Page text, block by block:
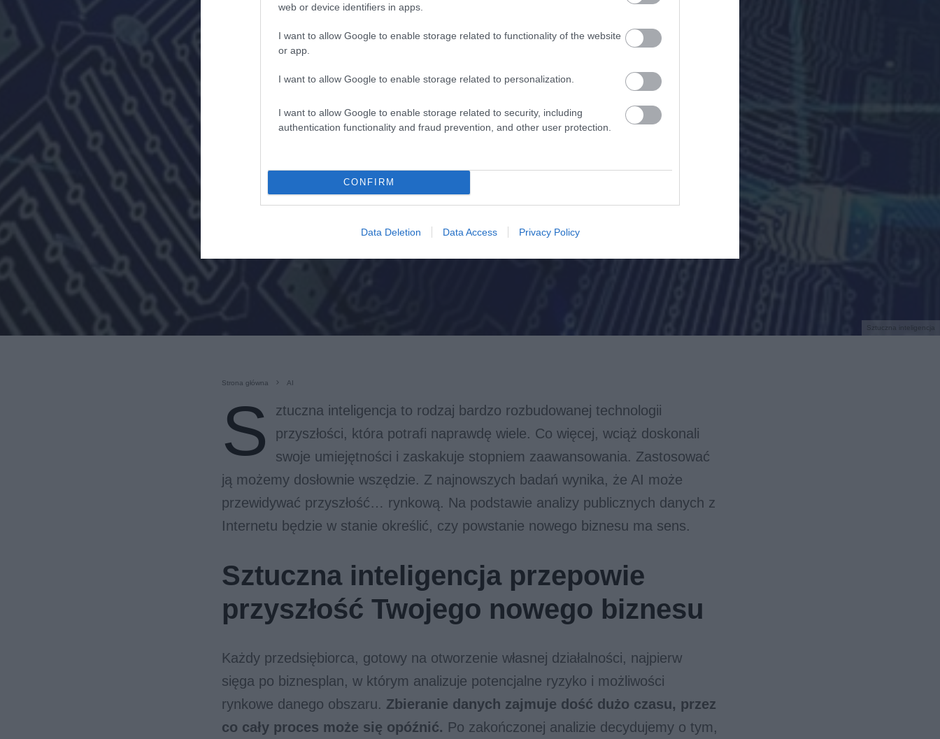
web or device identifiers in apps.
I want to allow Google to enable storage related to functionality of the website
or app.
I want to allow Google to enable storage related to personalization.
I want to allow Google to enable storage related to security, including
authentication functionality and fraud prevention, and other user protection.
CONFIRM
Data Deletion Data Access Privacy Policy
Sztuczna inteligencja
Strona główna AI
S
ztuczna inteligencja to rodzaj bardzo rozbudowanej technologii
przyszłości, która potrafi naprawdę wiele. Co więcej, wciąż doskonali
swoje umiejętności i zaskakuje stopniem zaawansowania. Zastosować
ją możemy dosłownie wszędzie. Z najnowszych badań wynika, że AI może
przewidywać przyszłość… rynkową. Na podstawie analizy publicznych danych z
Internetu będzie w stanie określić, czy powstanie nowego biznesu ma sens.
Sztuczna inteligencja przepowie
przyszłość Twojego nowego biznesu
Każdy przedsiębiorca, gotowy na otworzenie własnej działalności, najpierw
sięga po biznesplan, w którym analizuje potencjalne ryzyko i możliwości
rynkowe danego obszaru. Zbieranie danych zajmuje dość dużo czasu, przez
co cały proces może się opóźnić. Po zakończonej analizie decydujemy o tym,